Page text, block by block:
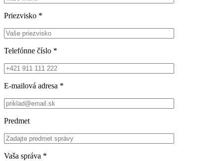
Priezvisko *
Telefónne číslo *
E-mailová adresa *
Predmet
Vaša správa *